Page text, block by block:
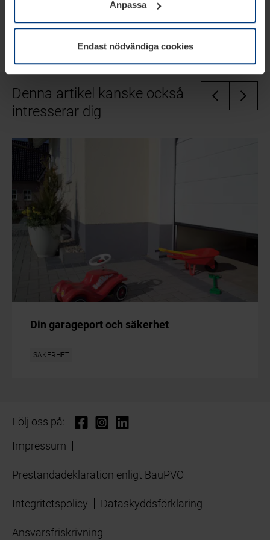
informationen om kakor underDataskyddsförklaring
vår webbplats.
Anpassa
Endast nödvändiga cookies
Denna artikel kanske också
intresserar dig
Din garageport och säkerhet
SÄKERHET
Följ oss på:
Impressum
Prestandadeklaration enligt BauPVO
Integritetspolicy Dataskyddsförklaring
Ansvarsfriskrivning